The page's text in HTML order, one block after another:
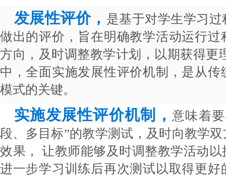
发展性评价， 是基于对学生学习
做出的评价，旨在明确教学活动运行
方向，及时调整教学计划，以期获得更
中，全面实施发展性评价机制，是从
模式的关键。
实施发展性评价机制， 意味着
段、多目标”的教学测试，及时向教学
效果， 让教师能够及时调整教学活动
进一步学习训练后再次测试以取得更